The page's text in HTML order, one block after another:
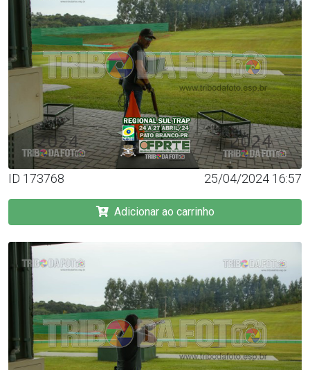
ID 173768 25/04/2024 16:57
Adicionar ao carrinho